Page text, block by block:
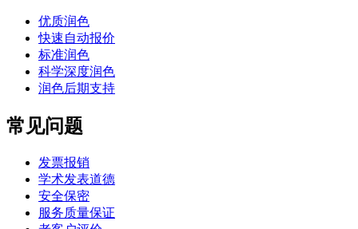
优质润色
快速自动报价
标准润色
科学深度润色
润色后期支持
常见问题
发票报销
学术发表道德
安全保密
服务质量保证